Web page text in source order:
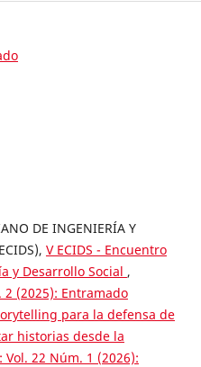
DE INGENIERÍA Y
V ECIDS - Encuentro
y Desarrollo Social ,
2 (2025): Entramado
para la defensa de
historias desde la
Vol. 22 Núm. 1 (2026):